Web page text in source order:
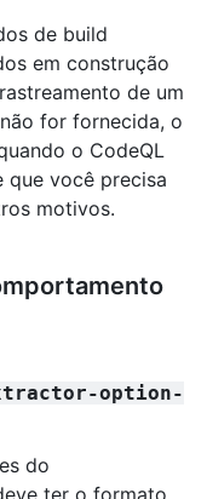
de build
em construção
de um
for fornecida, o
o CodeQL
que você precisa
motivos.
option-
do
ter o formato